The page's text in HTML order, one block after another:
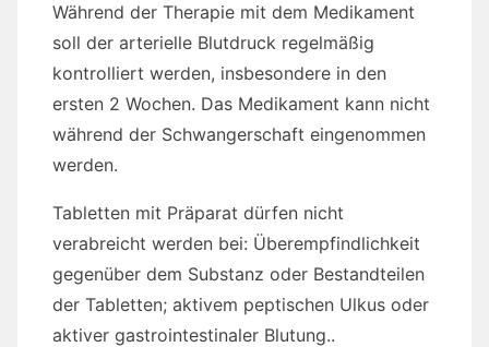
Während der Therapie mit dem Medikament
soll der arterielle Blutdruck regelmäßig
kontrolliert werden, insbesondere in den
ersten 2 Wochen. Das Medikament kann nicht
während der Schwangerschaft eingenommen
werden.
Tabletten mit Präparat dürfen nicht
verabreicht werden bei: Überempfindlichkeit
gegenüber dem Substanz oder Bestandteilen
der Tabletten; aktivem peptischen Ulkus oder
aktiver gastrointestinaler Blutung..